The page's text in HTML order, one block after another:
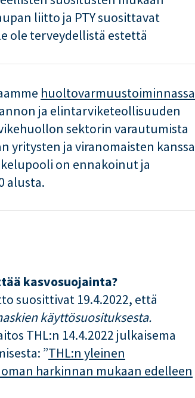
liitto ja PTY suosittavat
ole terveydellistä estettä
huoltovarmuustoiminnassa
ja elintarviketeollisuuden
sektorin varautumista
yritysten ja viranomaisten kanssa
on ennakoinut ja
alusta.
kasvosuojainta?
suosittivat 19.4.2022, että
käyttösuosituksesta.
THL:n 14.4.2022 julkaisema
”THL:n yleinen
harkinnan mukaan edelleen